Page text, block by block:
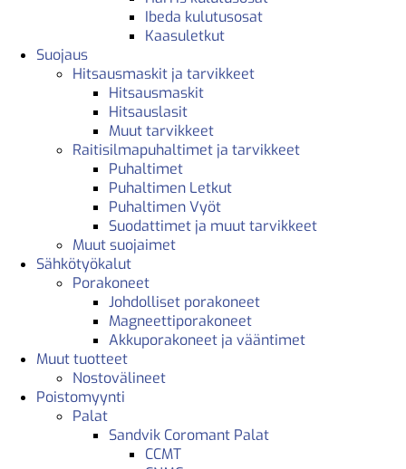
Ibeda kulutusosat
Kaasuletkut
Suojaus
Hitsausmaskit ja tarvikkeet
Hitsausmaskit
Hitsauslasit
Muut tarvikkeet
Raitisilmapuhaltimet ja tarvikkeet
Puhaltimet
Puhaltimen Letkut
Puhaltimen Vyöt
Suodattimet ja muut tarvikkeet
Muut suojaimet
Sähkötyökalut
Porakoneet
Johdolliset porakoneet
Magneettiporakoneet
Akkuporakoneet ja vääntimet
Muut tuotteet
Nostovälineet
Poistomyynti
Palat
Sandvik Coromant Palat
CCMT